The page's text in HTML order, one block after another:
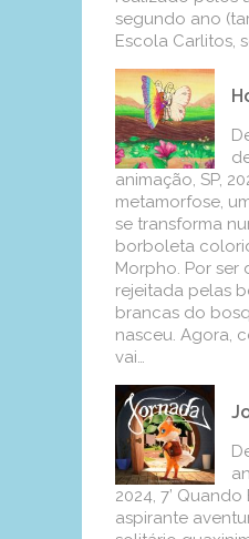
segundo ano
Escola Carlitos,
animação, SP,
metamorfose,
se transforma
borboleta
Morpho. Por ser
rejeitada pelas
brancas do
nasceu. Agora,
vai…
2024, 7’
aspirante